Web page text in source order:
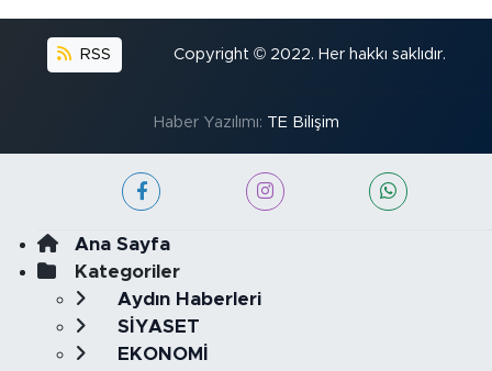
RSS Copyright © 2022. Her hakkı saklıdır.
Haber Yazılımı: TE Bilişim
Ana Sayfa
Kategoriler
Aydın Haberleri
SİYASET
EKONOMİ